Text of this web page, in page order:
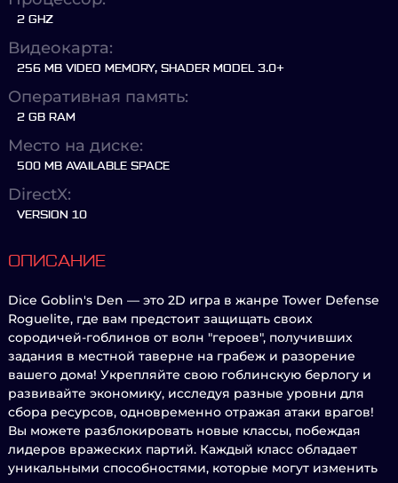
2 GHZ
Видеокарта:
256 MB VIDEO MEMORY, SHADER MODEL 3.0+
Оперативная память:
2 GB RAM
Место на диске:
500 MB AVAILABLE SPACE
DirectX:
VERSION 10
ОПИСАНИЕ
Dice Goblin's Den — это 2D игра в жанре Tower Defense
Roguelite, где вам предстоит защищать своих
сородичей-гоблинов от волн "героев", получивших
задания в местной таверне на грабеж и разорение
вашего дома! Укрепляйте свою гоблинскую берлогу и
развивайте экономику, исследуя разные уровни для
сбора ресурсов, одновременно отражая атаки врагов!
Вы можете разблокировать новые классы, побеждая
лидеров вражеских партий. Каждый класс обладает
уникальными способностями, которые могут изменить